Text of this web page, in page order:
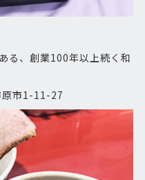
る、創業100年以上続く和
市1-11-27